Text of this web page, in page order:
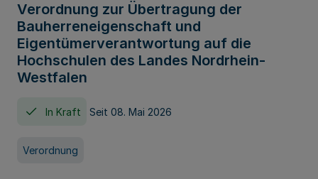
Verordnung zur Übertragung der
Bauherreneigenschaft und
Eigentümerverantwortung auf die
Hochschulen des Landes Nordrhein-
Westfalen
In Kraft Seit 08. Mai 2026
Verordnung